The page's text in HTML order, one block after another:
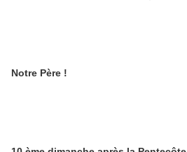
Notre Père !